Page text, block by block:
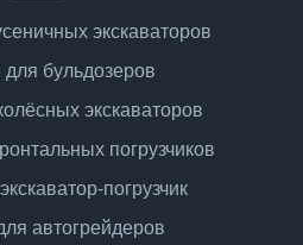
экскаваторов
для бульдозеров
экскаваторов
погрузчиков
погрузчик
автогрейдеров